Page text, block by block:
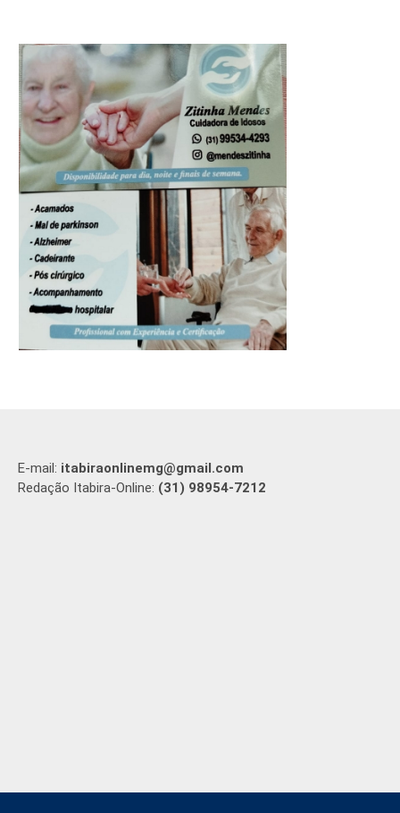
E-mail: itabiraonlinemg@gmail.com
Redação Itabira-Online: (31) 98954-7212